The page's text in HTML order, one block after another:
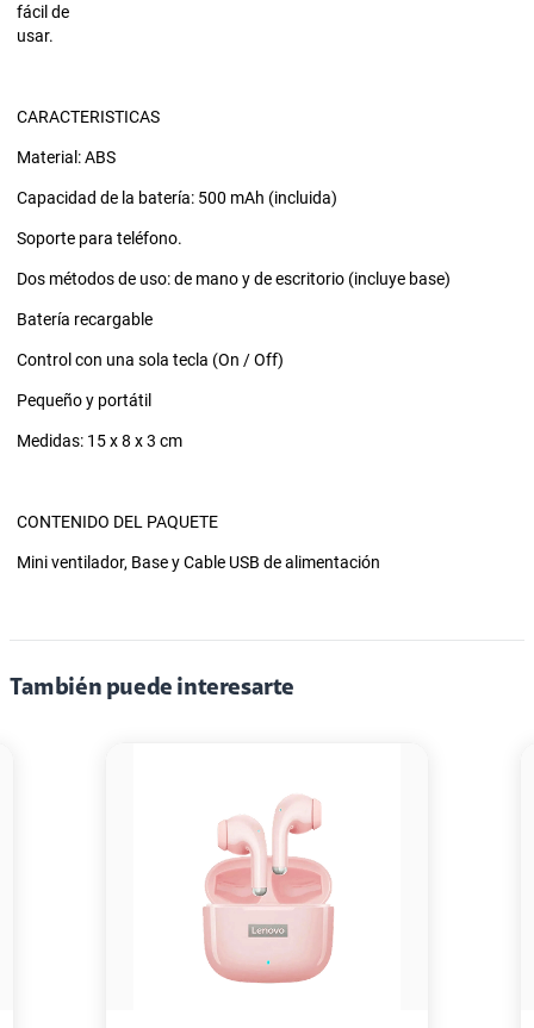
fácil de
usar.
CARACTERISTICAS
Material: ABS
Capacidad de la batería: 500 mAh (incluida)
Soporte para teléfono.
Dos métodos de uso: de mano y de escritorio (incluye base)
Batería recargable
Control con una sola tecla (On / Off)
Pequeño y portátil
Medidas: 15 x 8 x 3 cm
CONTENIDO DEL PAQUETE
Mini ventilador, Base y Cable USB de alimentación
También puede interesarte